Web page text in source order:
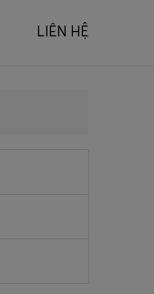
LIÊN HỆ